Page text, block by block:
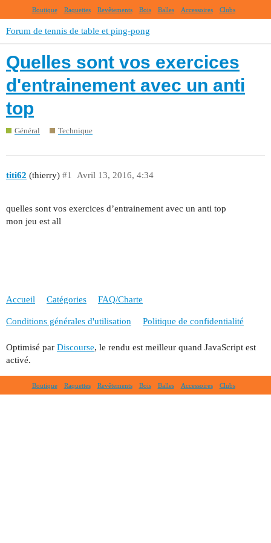
Boutique Raquettes Revêtements Bois Balles Accessoires Clubs
Forum de tennis de table et ping-pong
Quelles sont vos exercices
d'entrainement avec un anti
top
Général Technique
titi62 (thierry) Avril 13, 2016, 4:34
#1
quelles sont vos exercices d’entrainement avec un anti top
mon jeu est all
Accueil Catégories FAQ/Charte
Conditions générales d'utilisation Politique de confidentialité
Optimisé par Discourse, le rendu est meilleur quand JavaScript est
activé.
Boutique Raquettes Revêtements Bois Balles Accessoires Clubs